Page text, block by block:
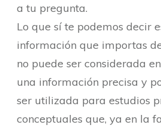
a tu pregunta.
Lo que sí te podemos decir
información que importas
no puede ser considerada
una información precisa y
ser utilizada para estudios
conceptuales que, ya en la